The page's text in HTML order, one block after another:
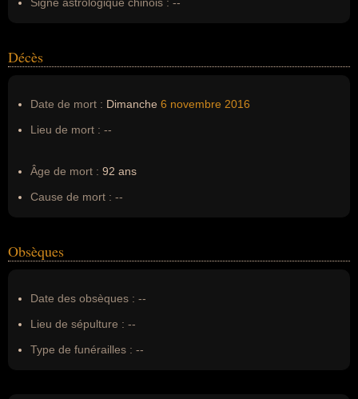
Décès
Date de mort : Dimanche 6 novembre 2016
Lieu de mort : --
Âge de mort : 92 ans
Cause de mort : --
Obsèques
Date des obsèques : --
Lieu de sépulture : --
Type de funérailles : --